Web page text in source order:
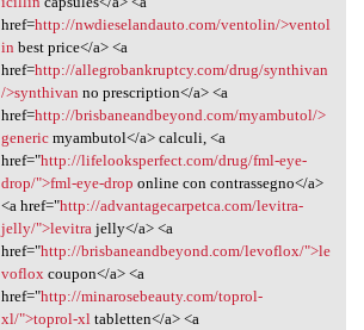
href=http://nwdieselandauto.com/ventolin/>ventol
in best price</a> <a
href=http://allegrobankruptcy.com/drug/synthivan
/>synthivan no prescription</a> <a
href=http://brisbaneandbeyond.com/myambutol/>
genericmyambutol</a> calculi, <a
href="http://lifelooksperfect.com/drug/fml-eye-
drop/">fml-eye-drop online con contrassegno</a>
<a href="http://advantagecarpetca.com/levitra-
jelly/">levitra jelly</a> <a
href="http://brisbaneandbeyond.com/levoflox/">le
voflox coupon</a> <a
href="http://minarosebeauty.com/toprol-
xl/">toprol-xl tabletten</a> <a